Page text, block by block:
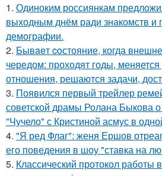
1. Одиноким россиянкам
выходным днём ради знакомств
демографии.
2. Бывaeт coстояние, когда
чередом: проходят годы,
отношения, решаются задачи,
3. Появился первый трейлер
советской драмы Ролана Быкова
"Чучело" с Кристиной асмус в
4. "Я ред Флаг": женя Ершов
его поведения в шоу "ставка на
5. Классический протокол работы